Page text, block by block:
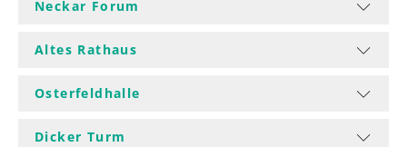
Neckar Forum
Altes Rathaus
Osterfeldhalle
Dicker Turm